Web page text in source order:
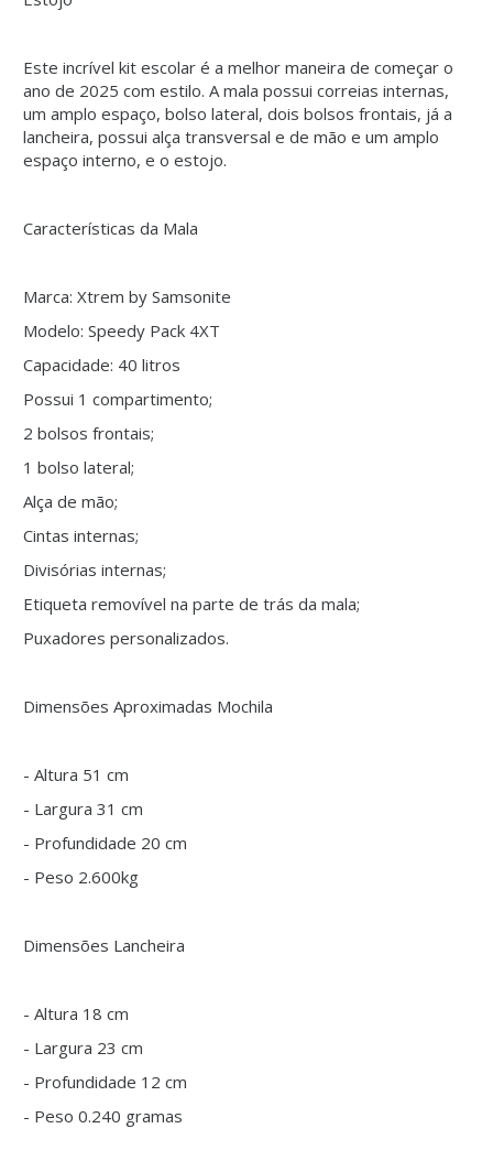
Este incrível kit escolar é a melhor maneira de começar o
ano de 2025 com estilo. A mala possui correias internas,
um amplo espaço, bolso lateral, dois bolsos frontais, já a
lancheira, possui alça transversal e de mão e um amplo
espaço interno, e o estojo.
Características da Mala
Marca: Xtrem by Samsonite
Modelo: Speedy Pack 4XT
Capacidade: 40 litros
Possui 1 compartimento;
2 bolsos frontais;
1 bolso lateral;
Alça de mão;
Cintas internas;
Divisórias internas;
Etiqueta removível na parte de trás da mala;
Puxadores personalizados.
Dimensões Aproximadas Mochila
- Altura 51 cm
- Largura 31 cm
- Profundidade 20 cm
- Peso 2.600kg
Dimensões Lancheira
- Altura 18 cm
- Largura 23 cm
- Profundidade 12 cm
- Peso 0.240 gramas